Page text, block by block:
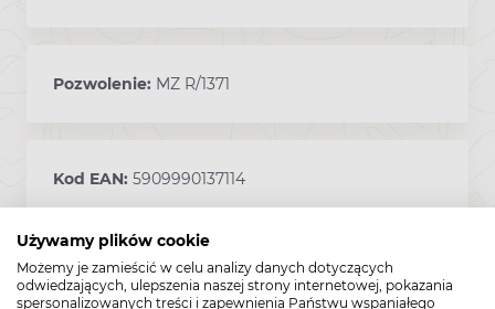
Używamy plików cookie
Możemy je zamieścić w celu analizy danych dotyczących
odwiedzających, ulepszenia naszej strony internetowej, pokazania
spersonalizowanych treści i zapewnienia Państwu wspaniałego
Pozwolenie: MZ R/1371
Kod EAN: 5909990137114
Ważne przed zastosowaniem
Ostrzeżenia